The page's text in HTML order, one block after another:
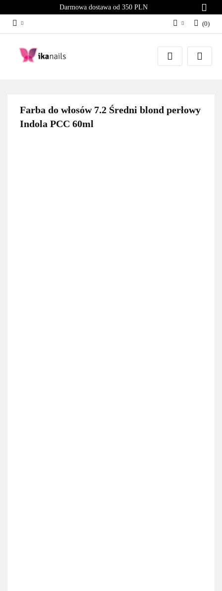
Darmowa dostawa od 350 PLN
Zaloguj się
Załóż konto
(0)
Farba do włosów 7.2 Średni blond perłowy
Indola PCC 60ml